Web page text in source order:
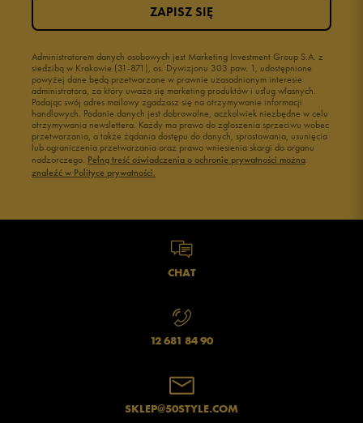
Administratorem danych osobowych jest Marketing Investment Group S.A. z
siedzibą w Krakowie (31-871), os. Dywizjonu 303 paw. 1, udostępnione
powyżej dane będą przetwarzane w prawnie uzasadnionym interesie
administratora, za który uważa się marketing produktów i usług własnych.
Podając swój adres mailowy zgadzasz się na otrzymywanie informacji
handlowych. Podanie danych jest dobrowolne, aczkolwiek niezbędne w celu
otrzymywania newslettera. Każdy ma prawo do zgłoszenia sprzeciwu wobec
przetwarzania, a także żądania dostępu do danych, sprostowania, usunięcia
lub ograniczenia przetwarzania oraz prawo wniesienia skargi do organu
nadzorczego. Pełną treść oświadczenia o ochronie prywatności można
znaleźć w Polityce prywatności.
ZAPISZ SIĘ
CHAT
12 681 84 90
SKLEP@50STYLE.COM